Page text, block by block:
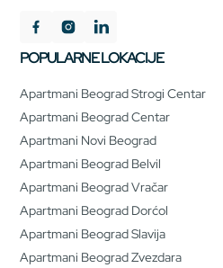
POPULARNE LOKACIJE
Apartmani Beograd Strogi Centar
Apartmani Beograd Centar
Apartmani Novi Beograd
Apartmani Beograd Belvil
Apartmani Beograd Vračar
Apartmani Beograd Dorćol
Apartmani Beograd Slavija
Apartmani Beograd Zvezdara